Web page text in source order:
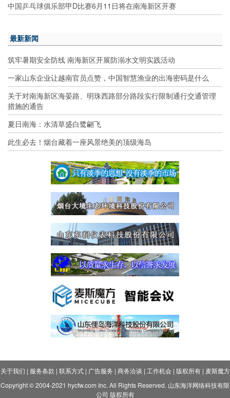
中国乒乓球俱乐部甲D比赛6月11日将在南海新区开赛
最新新闻
筑牢暑期安全防线 南海新区开展防溺水文明实践活动
一家山东企业让越南官员点赞，中国智慧渔业的出海密码是什么
关于对南海新区海晏路、明珠西路部分路段实行限制通行交通管理
措施的通告
夏日南海：水清草盛白鹭翩飞
此生必去！烟台藏着一座风景绝美的顶级海岛
关于我们 | 服务条款 | 联系方式| 广告服务 | 商务洽谈 | 工作机会| 版权所有| 麦斯魔方
Copyright © 2004-2021 hycfw.com Inc. All Rights Reserved. 山东海洋网络科技有限
公司 版权所有